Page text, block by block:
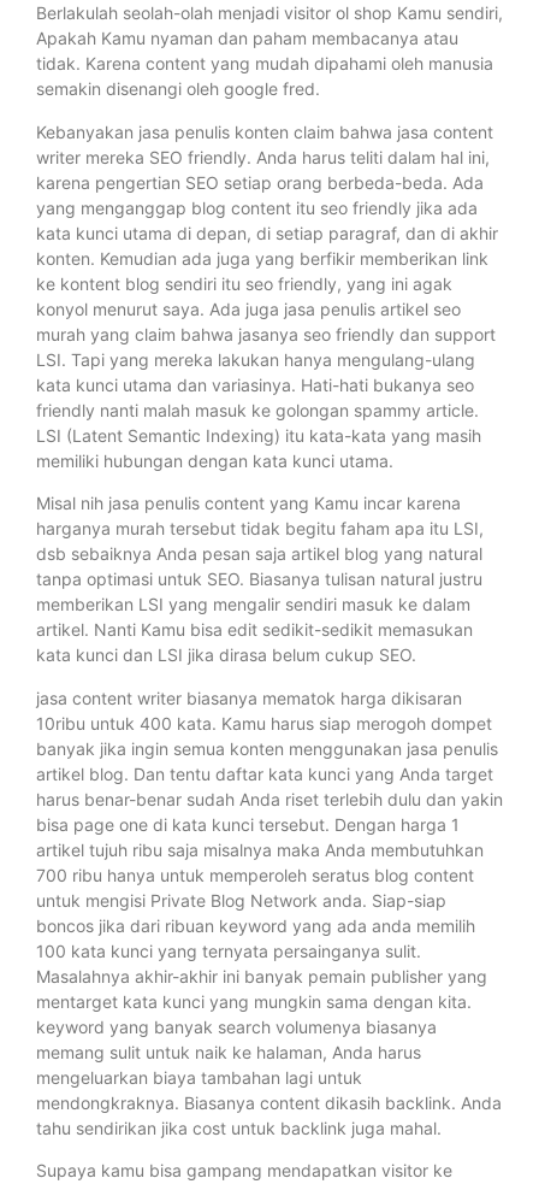
Berlakulah seolah-olah menjadi visitor ol shop Kamu sendiri,
Apakah Kamu nyaman dan paham membacanya atau
tidak. Karena content yang mudah dipahami oleh manusia
semakin disenangi oleh google fred.
Kebanyakan jasa penulis konten claim bahwa jasa content
writer mereka SEO friendly. Anda harus teliti dalam hal ini,
karena pengertian SEO setiap orang berbeda-beda. Ada
yang menganggap blog content itu seo friendly jika ada
kata kunci utama di depan, di setiap paragraf, dan di akhir
konten. Kemudian ada juga yang berfikir memberikan link
ke kontent blog sendiri itu seo friendly, yang ini agak
konyol menurut saya. Ada juga jasa penulis artikel seo
murah yang claim bahwa jasanya seo friendly dan support
LSI. Tapi yang mereka lakukan hanya mengulang-ulang
kata kunci utama dan variasinya. Hati-hati bukanya seo
friendly nanti malah masuk ke golongan spammy article.
LSI (Latent Semantic Indexing) itu kata-kata yang masih
memiliki hubungan dengan kata kunci utama.
Misal nih jasa penulis content yang Kamu incar karena
harganya murah tersebut tidak begitu faham apa itu LSI,
dsb sebaiknya Anda pesan saja artikel blog yang natural
tanpa optimasi untuk SEO. Biasanya tulisan natural justru
memberikan LSI yang mengalir sendiri masuk ke dalam
artikel. Nanti Kamu bisa edit sedikit-sedikit memasukan
kata kunci dan LSI jika dirasa belum cukup SEO.
jasa content writer biasanya mematok harga dikisaran
10ribu untuk 400 kata. Kamu harus siap merogoh dompet
banyak jika ingin semua konten menggunakan jasa penulis
artikel blog. Dan tentu daftar kata kunci yang Anda target
harus benar-benar sudah Anda riset terlebih dulu dan yakin
bisa page one di kata kunci tersebut. Dengan harga 1
artikel tujuh ribu saja misalnya maka Anda membutuhkan
700 ribu hanya untuk memperoleh seratus blog content
untuk mengisi Private Blog Network anda. Siap-siap
boncos jika dari ribuan keyword yang ada anda memilih
100 kata kunci yang ternyata persainganya sulit.
Masalahnya akhir-akhir ini banyak pemain publisher yang
mentarget kata kunci yang mungkin sama dengan kita.
keyword yang banyak search volumenya biasanya
memang sulit untuk naik ke halaman, Anda harus
mengeluarkan biaya tambahan lagi untuk
mendongkraknya. Biasanya content dikasih backlink. Anda
tahu sendirikan jika cost untuk backlink juga mahal.
Supaya kamu bisa gampang mendapatkan visitor ke